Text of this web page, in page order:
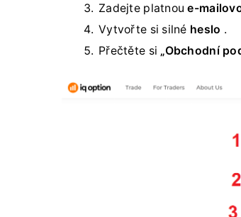
Zadejte platnoue-
Vytvořte si silné heslo .
Přečtěte si „Obchodní